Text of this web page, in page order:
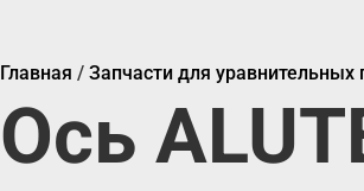
Главная / Запчасти для уравнительных
Ось